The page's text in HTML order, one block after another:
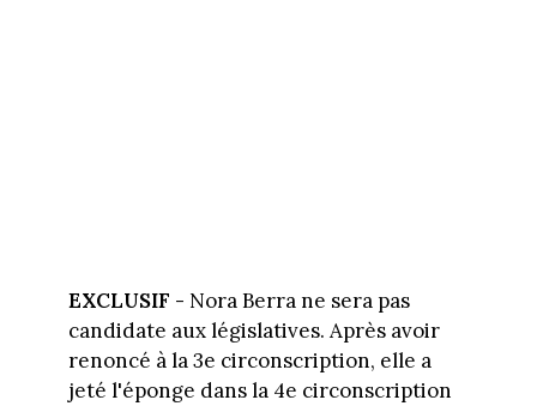
EXCLUSIF - Nora Berra ne sera pas
candidate aux législatives. Après avoir
renoncé à la 3e circonscription, elle a
jeté l'éponge dans la 4e circonscription